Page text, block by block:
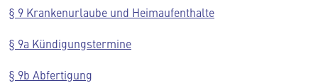
§ 9 Krankenurlaube und Heimaufenthalte
§ 9a Kündigungstermine
§ 9b Abfertigung